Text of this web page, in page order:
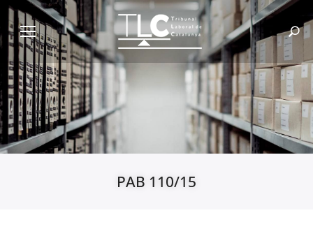
PAB 110/15